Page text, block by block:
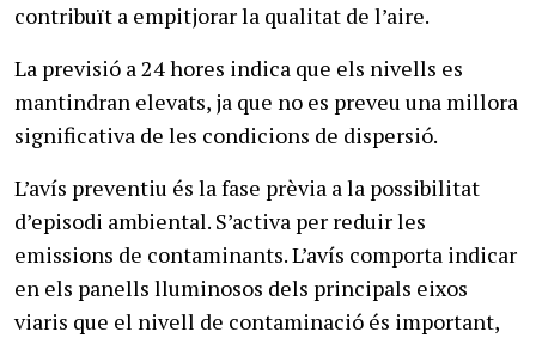
contribuït a empitjorar la qualitat de l’aire.
La previsió a 24 hores indica que els nivells es
mantindran elevats, ja que no es preveu una millora
significativa de les condicions de dispersió.
L’avís preventiu és la fase prèvia a la possibilitat
d’episodi ambiental. S’activa per reduir les
emissions de contaminants. L’avís comporta indicar
en els panells lluminosos dels principals eixos
viaris que el nivell de contaminació és important,